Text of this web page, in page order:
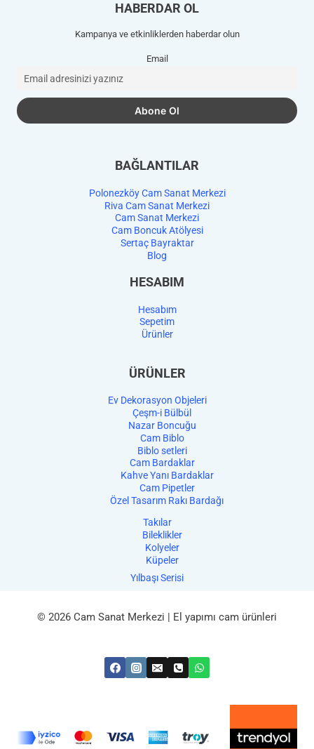
HABERDAR OL
Kampanya ve etkinliklerden haberdar olun
Email
BAĞLANTILAR
Polonezköy Cam Sanat Merkezi
Riva Cam Sanat Merkezi
Cam Sanat Merkezi
Cam Boncuk Atölyesi
Sertaç Bayraktar
Blog
HESABIM
Hesabım
Sepetim
Ürünler
ÜRÜNLER
Ev Dekorasyon Objeleri
Çeşm-i Bülbül
Nazar Boncuğu
Cam Biblo
Biblo setleri
Cam Bardaklar
Kahve Yanı Bardaklar
Cam Pipetler
Özel Tasarım Rakı Bardağı
Takılar
Bileklikler
Kolyeler
Küpeler
Yılbaşı Serisi
© 2026 Cam Sanat Merkezi | El yapımı cam ürünleri